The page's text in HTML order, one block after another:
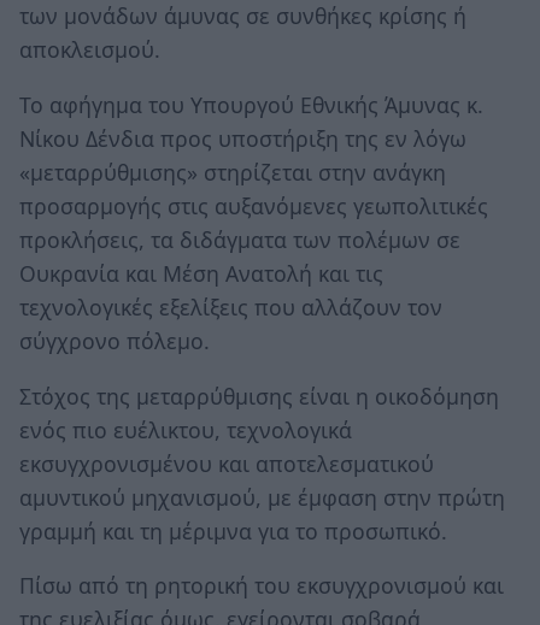
των μονάδων άμυνας σε συνθήκες κρίσης ή
αποκλεισμού.
Το αφήγημα του Υπουργού Εθνικής Άμυνας κ.
Νίκου Δένδια προς υποστήριξη της εν λόγω
«μεταρρύθμισης» στηρίζεται στην ανάγκη
προσαρμογής στις αυξανόμενες γεωπολιτικές
προκλήσεις, τα διδάγματα των πολέμων σε
Ουκρανία και Μέση Ανατολή και τις
τεχνολογικές εξελίξεις που αλλάζουν τον
σύγχρονο πόλεμο.
Στόχος της μεταρρύθμισης είναι η οικοδόμηση
ενός πιο ευέλικτου, τεχνολογικά
εκσυγχρονισμένου και αποτελεσματικού
αμυντικού μηχανισμού, με έμφαση στην πρώτη
γραμμή και τη μέριμνα για το προσωπικό.
Πίσω από τη ρητορική του εκσυγχρονισμού και
της ευελιξίας όμως, εγείρονται σοβαρά